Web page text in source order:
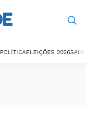
POLÍTICAELEIÇÕES 2026